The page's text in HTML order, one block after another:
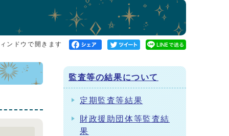
ンドウで開きます
監査等の結果について
定期監査等結果
財政援助団体等監査結
果